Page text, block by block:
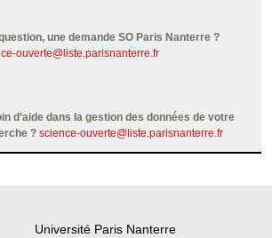
une demande SO Paris Nanterre ?
ouverte@liste.parisnanterre.fr
d’aide dans la gestion des données de votre
? science-ouverte@liste.parisnanterre.fr
Université Paris Nanterre